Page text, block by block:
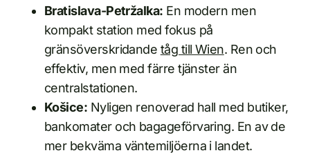
Bratislava-Petržalka: En modern men
kompakt station med fokus på
gränsöverskridande tåg till Wien. Ren och
effektiv, men med färre tjänster än
centralstationen.
Košice: Nyligen renoverad hall med butiker,
bankomater och bagageförvaring. En av de
mer bekväma väntemiljöerna i landet.